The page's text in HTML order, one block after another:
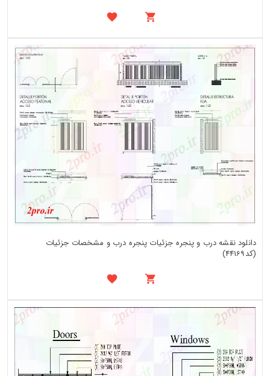
دانلود نقشه درب و پنجره جزئیات پنجره درب و مشخصات جزئیات
(کد44169)